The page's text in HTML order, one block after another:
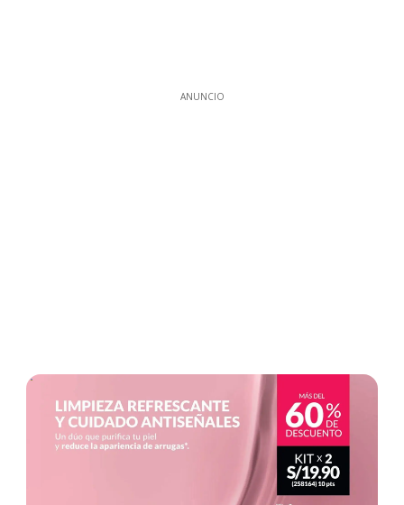
ANUNCIO